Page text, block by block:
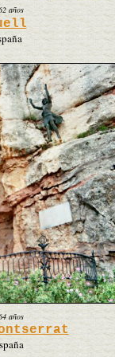
años
años